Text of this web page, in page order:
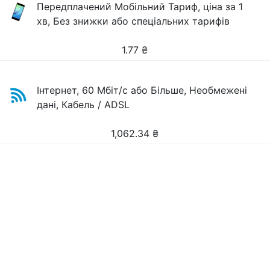
Передплачений Мобільний Тариф, ціна за 1
хв, Без знижки або спеціальних тарифів
1.77 ₴
Інтернет, 60 Мбіт/с або Більше, Необмежені
дані, Кабель / ADSL
1,062.34 ₴